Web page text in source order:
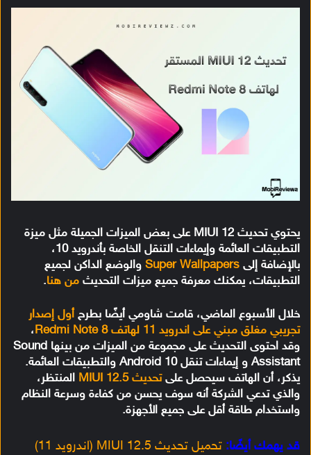
يحتوي تحديث MIUI 12 على بعض الميزات الجميلة مثل ميزة
التطبيقات العائمة وإيماءات التنقل الخاصة بأندرويد 10،
بالإضافة إلى Super Wallpapers والوضع الداكن لجميع
التطبيقات، يمكنك معرفة جميع ميزات التحديث من هنا.
خلال الأسبوع الماضي، قامت شاومي أيضًا بطرح أول إصدار
تجريبي مغلق مبني على اندرويد 11 لهاتف Redmi Note 8
،
وقد احتوى التحديث على مجموعة من الميزات من بينها Sound
Assistant و إيماءات تنقل Android 10 والتطبيقات العائمة.
يذكر، أن الهاتف سيحصل علىتحديث MIUI 12.5
المنتظر،
والذي تدعي الشركة أنه سوف يحسن من كفاءة وسرعة النظام
واستخدام طاقة أقل على جميع الأجهزة.
قد يهمك أيضًا:
تحميل تحديث MIUI 12.5 (اندرويد 11)